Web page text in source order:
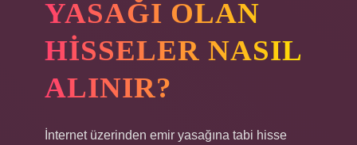
YASAĞI OLAN
HISSELER NASIL
ALINIR?
İnternet üzerinden emir yasağına tabi hisse